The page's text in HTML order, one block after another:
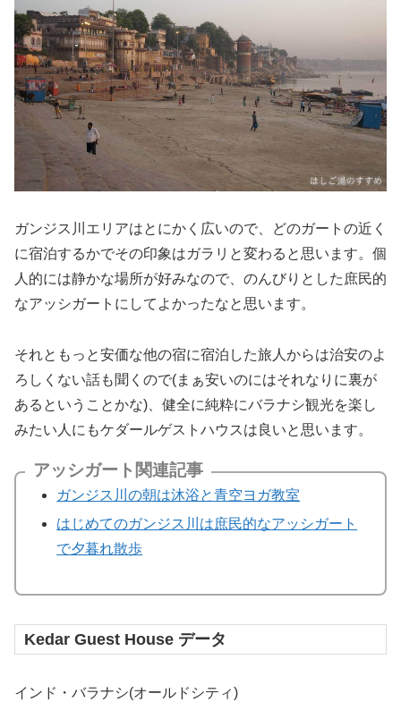
ガンジス川エリアはとにかく広いので、どのガートの近く
に宿泊するかでその印象はガラリと変わると思います。個
人的には静かな場所が好みなので、のんびりとした庶民的
なアッシガートにしてよかったなと思います。
それともっと安価な他の宿に宿泊した旅人からは治安のよ
ろしくない話も聞くので(まぁ安いのにはそれなりに裏が
あるということかな)、健全に純粋にバラナシ観光を楽し
みたい人にもケダールゲストハウスは良いと思います。
アッシガート関連記事
ガンジス川の朝は沐浴と青空ヨガ教室
はじめてのガンジス川は庶民的なアッシガート
で夕暮れ散歩
Kedar Guest House データ
インド・バラナシ(オールドシティ)